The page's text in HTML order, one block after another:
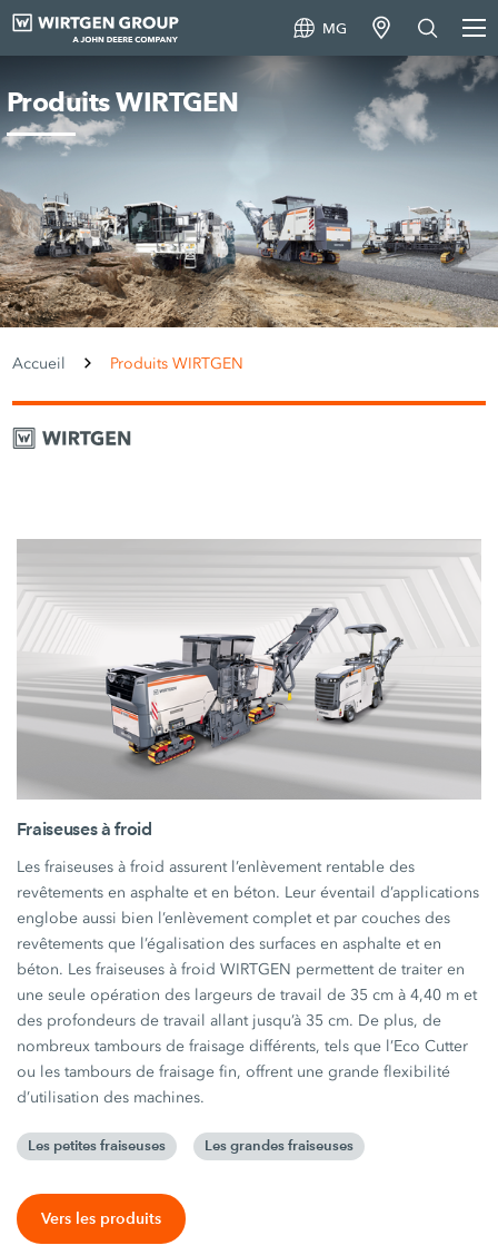
MG
Produits WIRTGEN
Accueil Produits WIRTGEN
Fraiseuses à froid
Les fraiseuses à froid assurent l’enlèvement rentable des
revêtements en asphalte et en béton. Leur éventail d’applications
englobe aussi bien l’enlèvement complet et par couches des
revêtements que l’égalisation des surfaces en asphalte et en
béton. Les fraiseuses à froid WIRTGEN permettent de traiter en
une seule opération des largeurs de travail de 35 cm à 4,40 m et
des profondeurs de travail allant jusqu’à 35 cm. De plus, de
nombreux tambours de fraisage différents, tels que l’Eco Cutter
ou les tambours de fraisage fin, offrent une grande flexibilité
d’utilisation des machines.
Les petites fraiseuses Les grandes fraiseuses
Vers les produits